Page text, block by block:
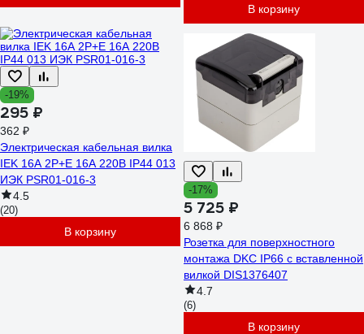
В корзину
-19%
295 ₽
362 ₽
Электрическая кабельная вилка
IEK 16А 2P+E 16А 220В IP44 013
ИЭК PSR01-016-3
4.5
(20)
В корзину
-17%
5 725 ₽
6 868 ₽
Розетка для поверхностного
монтажа DKC IP66 с вставленной
вилкой DIS1376407
4.7
(6)
В корзину